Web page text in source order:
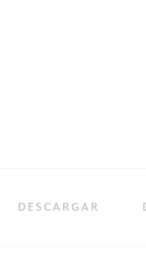
DESCARGAR